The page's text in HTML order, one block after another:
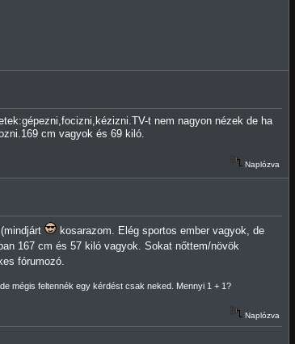
t nem nagyon nézek de ha
cm vagyok és 69 kiló.
Naplózva
kosarazom. Elég sportos ember vagyok, de
167 cm és 57 kiló vagyok. Sokat nőttem/növök
fórumozó.
mégis feltennék egy kérdést csak neked. Mennyi 1 + 1?
Naplózva